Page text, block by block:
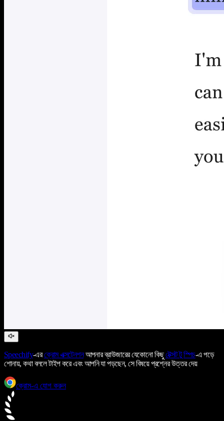
Speechify-এরক্রোম এক্সটেনশনআপনার ব্রাউজারের যেকোনো কিছুটেক্সট টু স্পিচ-এ পড়ে
শোনায়, কথা বললে টাইপ করে এবং আপনি যা পড়ছেন, সে বিষয়ে প্রশ্নের উত্তর দেয়
ক্রোম-এ যোগ করুন